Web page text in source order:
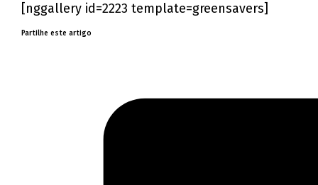
[nggallery id=2223 template=greensavers]
Partilhe este artigo